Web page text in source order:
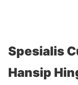
Spesialis
Hansip